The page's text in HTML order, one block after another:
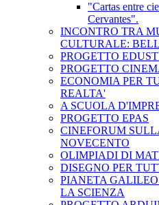
"Cartas entre
Cervantes".
INCONTRO TRA
CULTURALE:
PROGETTO
PROGETTO
ECONOMIA PER
REALTA'
A SCUOLA
PROGETTO EPAS
CINEFORUM
NOVECENTO
OLIMPIADI DI
DISEGNO PER
PIANETA
LA SCIENZA